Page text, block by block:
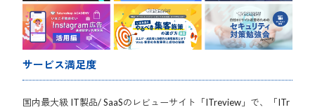
サービス満足度
国内最大級 IT製品/ SaaSのレビューサイト「ITreview」で、「ITr